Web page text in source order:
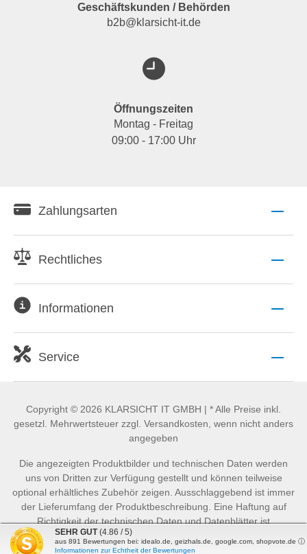
Geschäftskunden / Behörden
b2b@klarsicht-it.de
Öffnungszeiten
Montag - Freitag
09:00 - 17:00 Uhr
Zahlungsarten
Rechtliches
Informationen
Service
Copyright © 2026 KLARSICHT IT GMBH | * Alle Preise inkl.
gesetzl. Mehrwertsteuer zzgl. Versandkosten, wenn nicht anders
angegeben
Die angezeigten Produktbilder und technischen Daten werden
uns von Dritten zur Verfügung gestellt und können teilweise
optional erhältliches Zubehör zeigen. Ausschlaggebend ist immer
der Lieferumfang der Produktbeschreibung. Eine Haftung auf
Richtigkeit der technischen Daten und Datenblätter ist
ausgeschlossen.
SEHR GUT (4.86 / 5)
aus 891 Bewertungen bei: idealo.de, geizhals.de, google.com, shopvote.de ⓘ
Informationen zur Echtheit der Bewertungen